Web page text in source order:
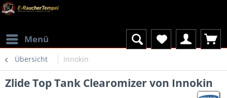
Menü
Übersicht Innokin
Zlide Top Tank Clearomizer von Innokin